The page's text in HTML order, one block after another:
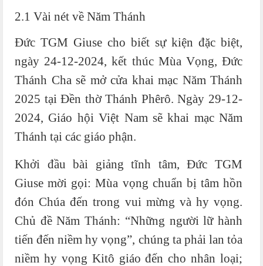
2.1 Vài nét về Năm Thánh
Đức TGM Giuse cho biết sự kiện đặc biệt,
ngày 24-12-2024, kết thúc Mùa Vọng, Đức
Thánh Cha sẽ mở cửa khai mạc Năm Thánh
2025 tại Đền thờ Thánh Phêrô. Ngày 29-12-
2024, Giáo hội Việt Nam sẽ khai mạc Năm
Thánh tại các giáo phận.
Khởi đầu bài giảng tĩnh tâm, Đức TGM
Giuse mời gọi: Mùa vọng chuẩn bị tâm hồn
đón Chúa đến trong vui mừng và hy vọng.
Chủ đề Năm Thánh: “Những người lữ hành
tiến đến niềm hy vọng”, chúng ta phải lan tỏa
niềm hy vọng Kitô giáo đến cho nhân loại;